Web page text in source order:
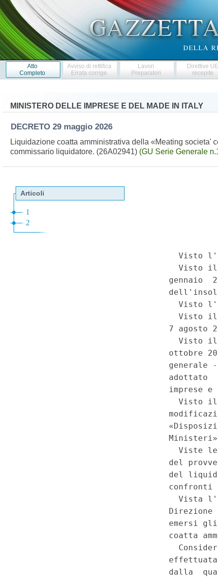
Atto
Completo
Avviso di rettifica
Errata corrige
Lavori
Preparatori
Direttive
recepite
MINISTERO DELLE IMPRESE E DEL MADE IN ITALY
DECRETO 29 maggio 2026
Liquidazione coatta amministrativa della «Meating societa'
commissario liquidatore. (26A02941) (GU Serie Generale